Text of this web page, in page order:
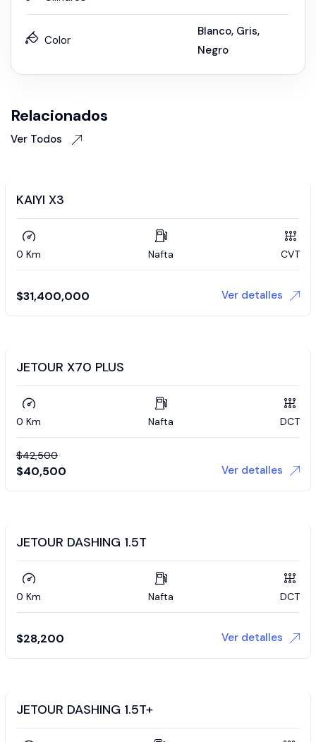
Color
Blanco, Gris,
Negro
Relacionados
Ver Todos
KAIYI X3
0 Km Nafta CVT
$31,400,000 Ver detalles
JETOUR X70 PLUS
0 Km Nafta DCT
$42,500
$40,500 Ver detalles
JETOUR DASHING 1.5T
0 Km Nafta DCT
$28,200 Ver detalles
JETOUR DASHING 1.5T+